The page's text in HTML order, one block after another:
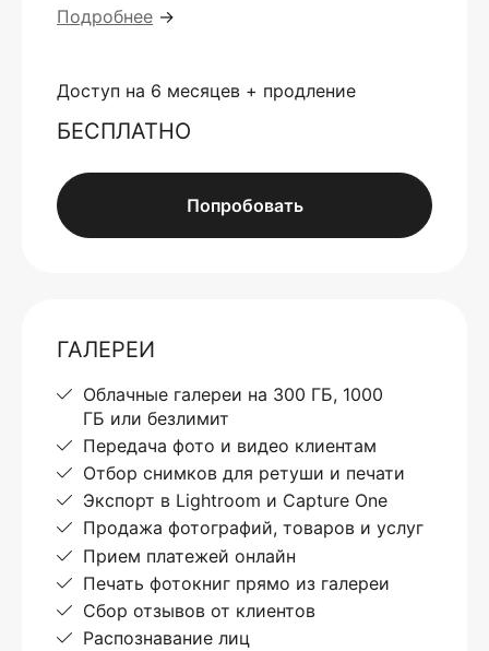
Подробнее →
Доступ на 6 месяцев + продление
БЕСПЛАТНО
Попробовать
ГАЛЕРЕИ
Облачные галереи на 300 ГБ, 1000
ГБ или безлимит
Передача фото и видео клиентам
Отбор снимков для ретуши и печати
Экспорт в Lightroom и Capture One
Продажа фотографий, товаров и услуг
Прием платежей онлайн
Печать фотокниг прямо из галереи
Сбор отзывов от клиентов
Распознавание лиц